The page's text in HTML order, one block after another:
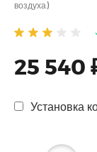
воздуха)
25 540
Установка